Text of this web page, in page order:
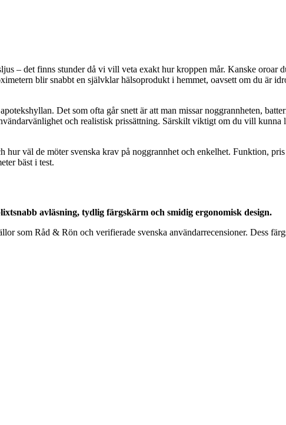
– det finns stunder då vi vill veta exakt hur kroppen mår. Kanske oroar
blir snabbt en självklar hälsoprodukt i hemmet, oavsett om du är
Det som ofta går snett är att man missar noggrannheten,
och realistisk prissättning. Särskilt viktigt om du vill kunna
väl de möter svenska krav på noggrannhet och enkelhet. Funktion,
bäst i test.
avläsning, tydlig färgskärm och smidig ergonomisk design.
som Råd & Rön och verifierade svenska användarrecensioner. Dess